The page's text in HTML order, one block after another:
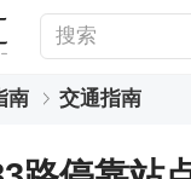
南 交通指南